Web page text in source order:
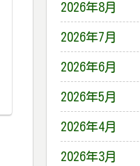
2026年8月
2026年7月
2026年6月
2026年5月
2026年4月
2026年3月